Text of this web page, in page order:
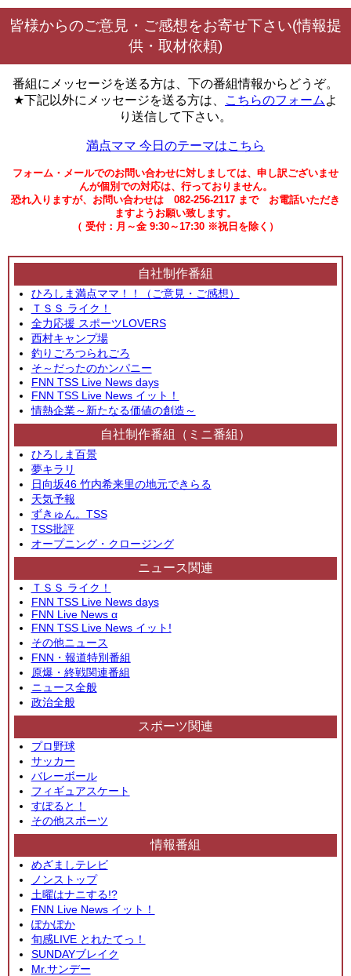
皆様からのご意見・ご感想をお寄せ下さい(情報提
供・取材依頼)
番組にメッセージを送る方は、下の番組情報からどうぞ。
★下記以外にメッセージを送る方は、
こちらのフォーム よ
り送信して下さい。
満点ママ 今日のテーマはこちら
フォーム・メールでのお問い合わせに対しましては、申し訳ございませ
んが個別での対応は、行っておりません。
恐れ入りますが、お問い合わせは 082-256-2117 まで お電話いただき
ますようお願い致します。
（ 受付：月～金 9:30～17:30 ※祝日を除く）
自社制作番組
ひろしま満点ママ！！（ご意見・ご感想）
ＴＳＳ ライク！
全力応援 スポーツLOVERS
西村キャンプ場
釣りごろつられごろ
そ～だったのかンパニー
FNN TSS Live News days
FNN TSS Live News イット！
情熱企業～新たなる価値の創造～
自社制作番組（ミニ番組）
ひろしま百景
夢キラリ
日向坂46 竹内希来里の地元できらる
天気予報
ずきゅん。TSS
TSS批評
オープニング・クロージング
ニュース関連
ＴＳＳ ライク！
FNN TSS Live News days
FNN Live News α
FNN TSS Live News イット!
その他ニュース
FNN・報道特別番組
原爆・終戦関連番組
ニュース全般
政治全般
スポーツ関連
プロ野球
サッカー
バレーボール
フィギュアスケート
すぽると！
その他スポーツ
情報番組
めざましテレビ
ノンストップ
土曜はナニする!?
FNN Live News イット！
ぽかぽか
旬感LIVE とれたてっ！
SUNDAYブレイク
Mr.サンデー